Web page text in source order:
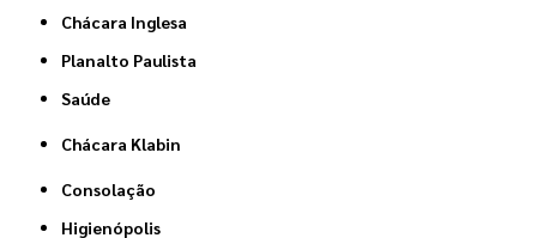
Chácara Inglesa
Planalto Paulista
Saúde
Chácara Klabin
Consolação
Higienópolis